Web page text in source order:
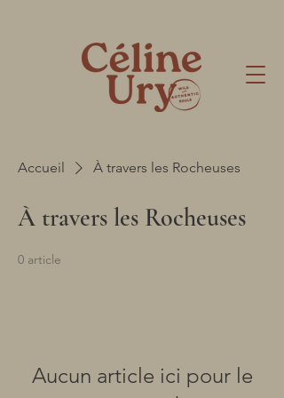
Accueil À travers les Rocheuses
À travers les Rocheuses
0 article
Aucun article ici pour le